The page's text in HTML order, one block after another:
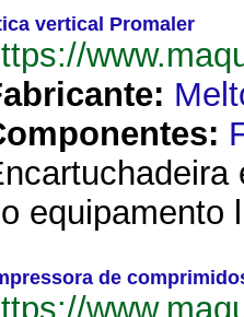
vertical Promaler
equipamento
de